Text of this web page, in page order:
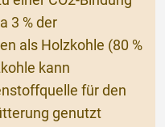
3 % der
als Holzkohle (80 %
kann
für den
genutzt